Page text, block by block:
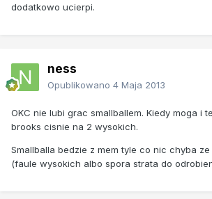
dodatkowo ucierpi.
ness
Opublikowano 4 Maja 2013
OKC nie lubi grac smallballem. Kiedy moga i
brooks cisnie na 2 wysokich.
Smallballa bedzie z mem tyle co nic chyba
(faule wysokich albo spora strata do